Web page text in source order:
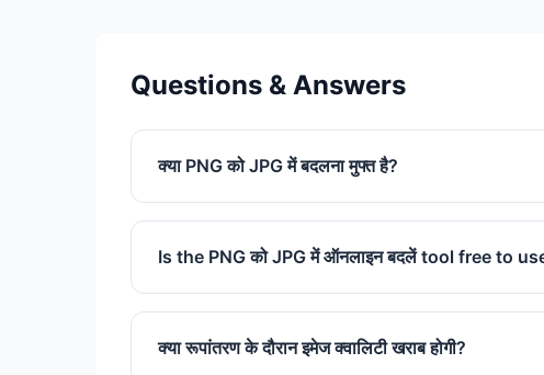
Questions & Answers
क्या PNG को JPG में बदलना मुफ्त है?
हाँ, हमारा PNG से JPG कनवर्टर पूरी तरह से मुफ्त है और
Is the PNG को JPG में ऑनलाइन बदलें tool free to
Yes, our PNG को JPG में ऑनलाइन बदलें tool is
क्या रूपांतरण के दौरान इमेज क्वालिटी खराब होगी?